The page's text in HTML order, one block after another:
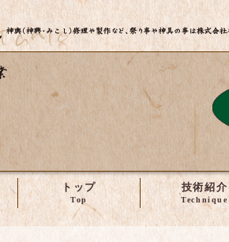
トップ 技術紹介